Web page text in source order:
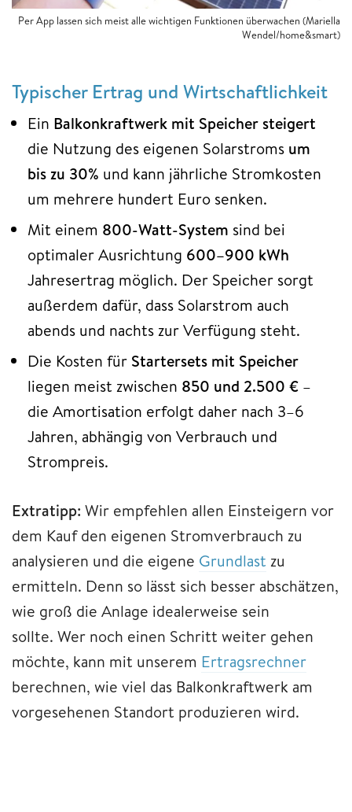
Per App lassen sich meist alle wichtigen Funktionen überwachen (Mariella
Wendel/home&smart)
Typischer Ertrag und Wirtschaftlichkeit
Ein Balkonkraftwerk mit Speicher steigert
die Nutzung des eigenen Solarstroms um
bis zu 30% und kann jährliche Stromkosten
um mehrere hundert Euro senken.​
Mit einem 800-Watt-System sind bei
optimaler Ausrichtung 600–900 kWh
Jahresertrag möglich. Der Speicher sorgt
außerdem dafür, dass Solarstrom auch
abends und nachts zur Verfügung steht.​
Die Kosten für Startersets mit Speicher
liegen meist zwischen 850 und 2.500 € –
die Amortisation erfolgt daher nach 3–6
Jahren, abhängig von Verbrauch und
Strompreis.​
Extratipp: Wir empfehlen allen Einsteigern vor
dem Kauf den eigenen Stromverbrauch zu
analysieren und die eigene Grundlast zu
ermitteln. Denn so lässt sich besser abschätzen,
wie groß die Anlage idealerweise sein
sollte. Wer noch einen Schritt weiter gehen
möchte, kann mit unserem Ertragsrechner
berechnen, wie viel das Balkonkraftwerk am
vorgesehenen Standort produzieren wird.